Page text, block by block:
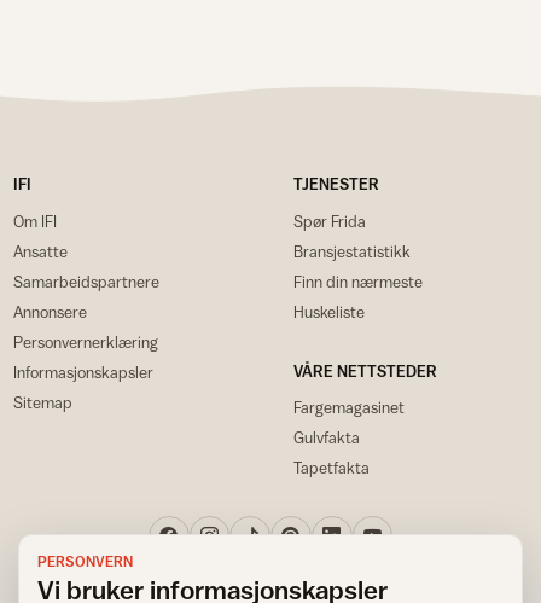
IFI
Om IFI
Ansatte
Samarbeidspartnere
Annonsere
Personvernerklæring
Informasjonskapsler
Sitemap
TJENESTER
Spør Frida
Bransjestatistikk
Finn din nærmeste
Huskeliste
VÅRE NETTSTEDER
Fargemagasinet
Gulvfakta
Tapetfakta
PERSONVERN
Vi bruker informasjonskapsler